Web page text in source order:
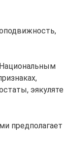
эякуляте
предполагает